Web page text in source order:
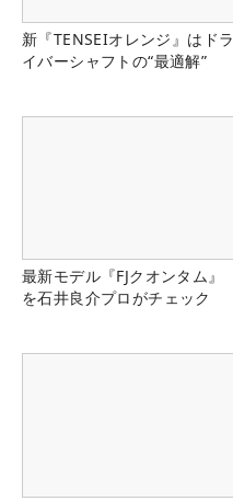
新『TENSEIオレンジ』はドラ
イバーシャフトの“最適解”
最新モデル『FJクオンタム』
を石井良介プロがチェック